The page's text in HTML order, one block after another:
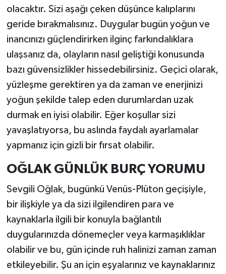
olacaktır. Sizi aşağı çeken düşünce kalıplarını
geride bırakmalısınız. Duygular bugün yoğun ve
inancınızı güçlendirirken ilginç farkındalıklara
ulaşsanız da, olayların nasıl geliştiği konusunda
bazı güvensizlikler hissedebilirsiniz. Geçici olarak,
yüzleşme gerektiren ya da zaman ve enerjinizi
yoğun şekilde talep eden durumlardan uzak
durmak en iyisi olabilir. Eğer koşullar sizi
yavaşlatıyorsa, bu aslında faydalı ayarlamalar
yapmanız için gizli bir fırsat olabilir.
OĞLAK GÜNLÜK BURÇ YORUMU
Sevgili Oğlak, bugünkü Venüs-Plüton geçişiyle,
bir ilişkiyle ya da sizi ilgilendiren para ve
kaynaklarla ilgili bir konuyla bağlantılı
duygularınızda dönemeçler veya karmaşıklıklar
olabilir ve bu, gün içinde ruh halinizi zaman zaman
etkileyebilir. Şu an için eşyalarınız ve kaynaklarınız